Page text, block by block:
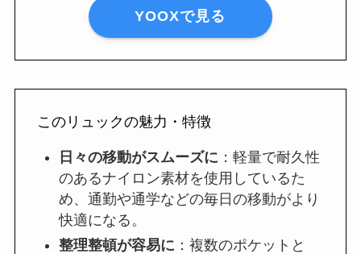
YOOXで見る
このリュックの魅力・特徴
日々の移動がスムーズに ：軽量で耐久性
のあるナイロン素材を使用しているた
め、通勤や通学などの毎日の移動がより
快適になる。
整理整頓が容易に ：複数のポケットと